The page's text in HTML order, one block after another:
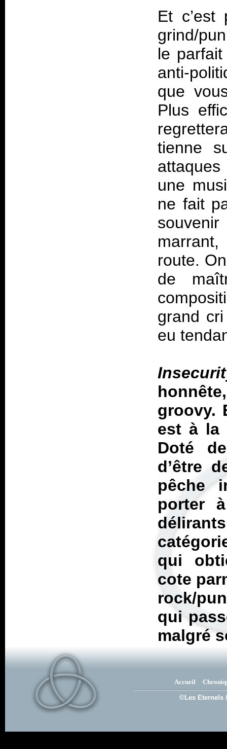
Et c’est
grind/
le
anti-
que
Plus
tienne
une
ne fait
route.
de
grand
eu
groovy.
est à la
Doté
d’être
pêche
porter
qui
cote
rock/
qui
malgré
Accueil
©Les Eternels